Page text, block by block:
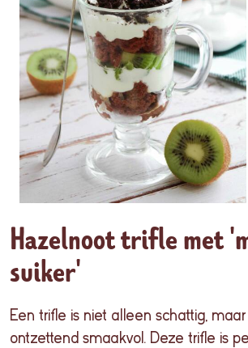
Hazelnoot trifle met
suiker'
Een trifle is niet alleen schattig, maar
ontzettend smaakvol. Deze trifle is